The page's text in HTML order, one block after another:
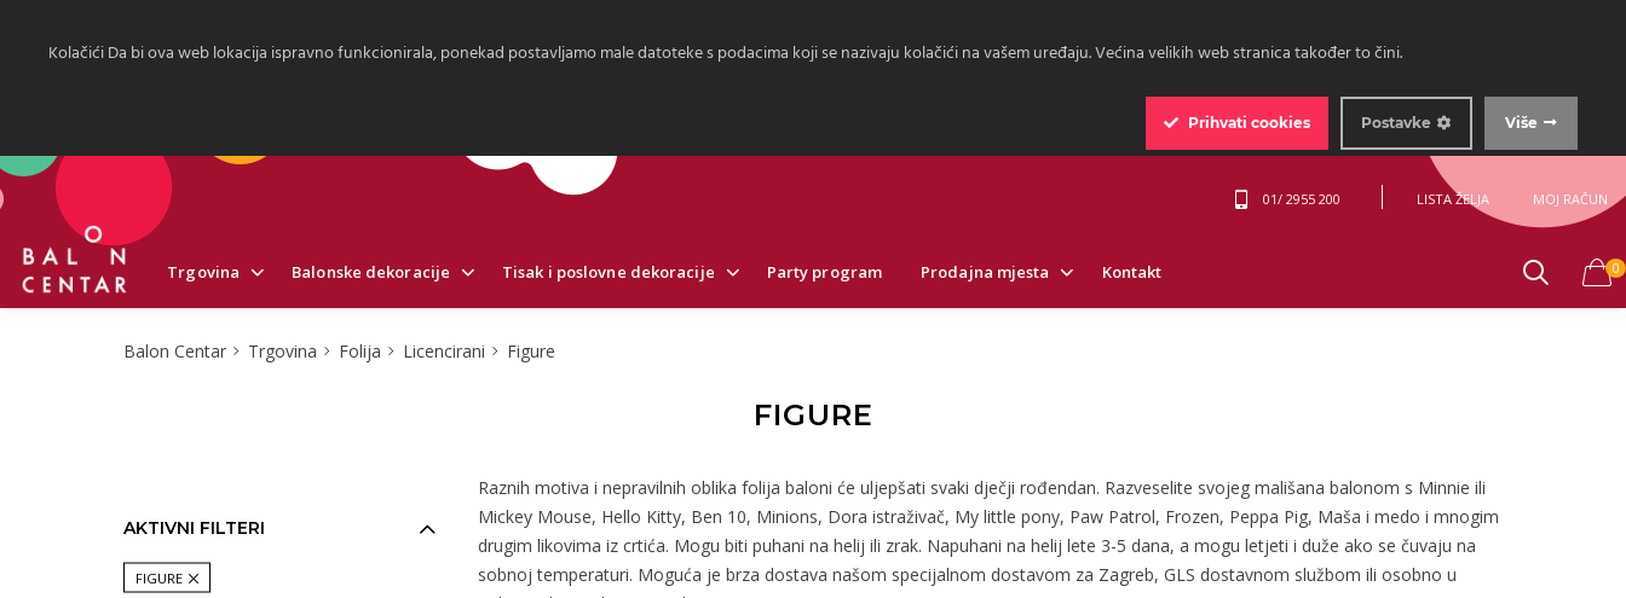
01/ 2955 200 LISTA ŽELJA MOJ RAČUN
Trgovina Balonske dekoracije Tisak i poslovne dekoracije Party program Prodajna mjesta Kontakt 0
Balon Centar Trgovina Folija Licencirani Figure
FIGURE
AKTIVNI FILTERI
FIGURE
Raznih motiva i nepravilnih oblika folija baloni će uljepšati svaki dječji rođendan. Razveselite svojeg mališana balonom s Minnie ili
Mickey Mouse, Hello Kitty, Ben 10, Minions, Dora istraživač, My little pony, Paw Patrol, Frozen, Peppa Pig, Maša i medo i mnogim
drugim likovima iz crtića. Mogu biti puhani na helij ili zrak. Napuhani na helij lete 3-5 dana, a mogu letjeti i duže ako se čuvaju na
sobnoj temperaturi. Moguća je brza dostava našom specijalnom dostavom za Zagreb, GLS dostavnom službom ili osobno u
Kolačići Da bi ova web lokacija ispravno funkcionirala, ponekad postavljamo male datoteke s podacima koji se nazivaju kolačići na vašem uređaju. Većina velikih web stranica također to čini.
Prihvati cookies Više
Postavke